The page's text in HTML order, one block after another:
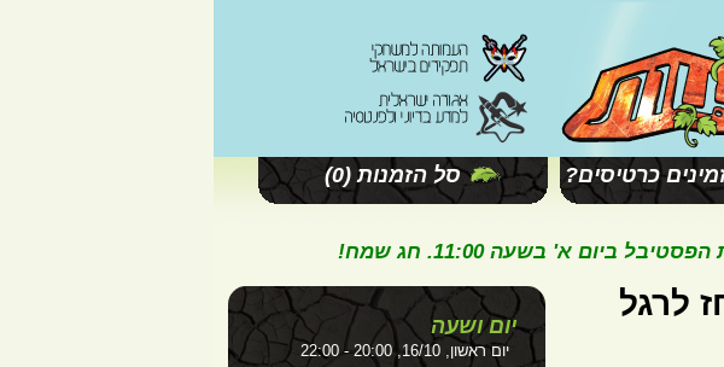
כרטיסים? סל הזמנות (0)
ביום א' בשעה 11:00. חג שמח!
לרגל
יום ושעה
יום ראשון, 16/10, 20:00 - 22:00